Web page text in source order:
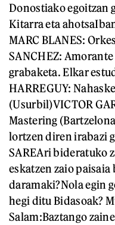
Donostiako egoitzan
Kitarra eta
MARC BLANES:
SANCHEZ:
grabaketa. Elkar
HARREGUY:
(Usurbil)VICTOR
Mastering
lortzen diren irabazi
SAREAri
eskatzen zaio paisaia
daramaki?Nola egin
hegi ditu Bidasoak?
Salam:Baztango